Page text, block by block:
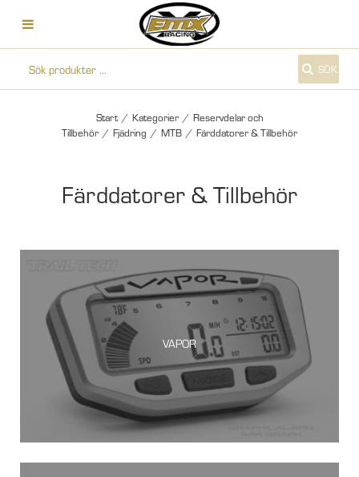
SÖK
Start / Kategorier / Reservdelar och
Tillbehör / Fjädring / MTB / Färddatorer & Tillbehör
Färddatorer & Tillbehör
VAPOR